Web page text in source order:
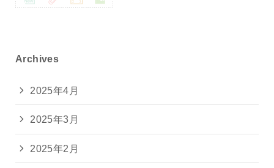
Archives
2025年4月
2025年3月
2025年2月